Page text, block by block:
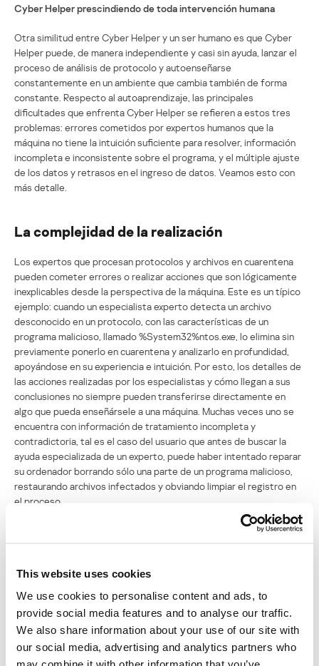
This website uses cookies
We use cookies to personalise content and ads, to
provide social media features and to analyse our traffic.
We also share information about your use of our site with
our social media, advertising and analytics partners who
Cyber Helper prescindiendo de toda intervención humana
Otra similitud entre Cyber Helper y un ser humano es que Cyber
Helper puede, de manera independiente y casi sin ayuda, lanzar el
proceso de análisis de protocolo y autoenseñarse
constantemente en un ambiente que cambia también de forma
constante. Respecto al autoaprendizaje, las principales
dificultades que enfrenta Cyber Helper se refieren a estos tres
problemas: errores cometidos por expertos humanos que la
máquina no tiene la intuición suficiente para resolver, información
incompleta e inconsistente sobre el programa, y el múltiple ajuste
de los datos y retrasos en el ingreso de datos. Veamos esto con
más detalle.
La complejidad de la realización
Los expertos que procesan protocolos y archivos en cuarentena
pueden cometer errores o realizar acciones que son lógicamente
inexplicables desde la perspectiva de la máquina. Este es un típico
ejemplo: cuando un especialista experto detecta un archivo
desconocido en un protocolo, con las características de un
programa malicioso, llamado %System32%ntos.exe, lo elimina sin
previamente ponerlo en cuarentena y analizarlo en profundidad,
apoyándose en su experiencia e intuición. Por esto, los detalles de
las acciones realizadas por los especialistas y cómo llegan a sus
conclusiones no siempre pueden transferirse directamente en
algo que pueda enseñársele a una máquina. Muchas veces uno se
encuentra con información de tratamiento incompleta y
contradictoria, tal es el caso del usuario que antes de buscar la
ayuda especializada de un experto, puede haber intentado reparar
su ordenador borrando sólo una parte de un programa malicioso,
restaurando archivos infectados y obviando limpiar el registro en
el proceso.
Finalmente, el tercer problema típico: durante el procedimiento de
cuarentena, sólo se cuenta con los datos iniciales sobre el objeto
sospechoso. Después se procede a la categorización del objeto,
dando como resultado que puede tratarse de malware o de un
programa ‘limpio’. Se llega a contar con esta información sólo
después de repetidos ajustes y de un considerable tiempo que
puede ir desde minutos hasta meses, inclusive. El proceso de